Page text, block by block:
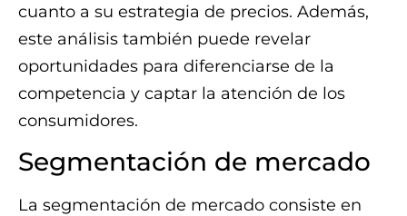
cuanto a su estrategia de precios. Además,
este análisis también puede revelar
oportunidades para diferenciarse de la
competencia y captar la atención de los
consumidores.
Segmentación de mercado
La segmentación de mercado consiste en